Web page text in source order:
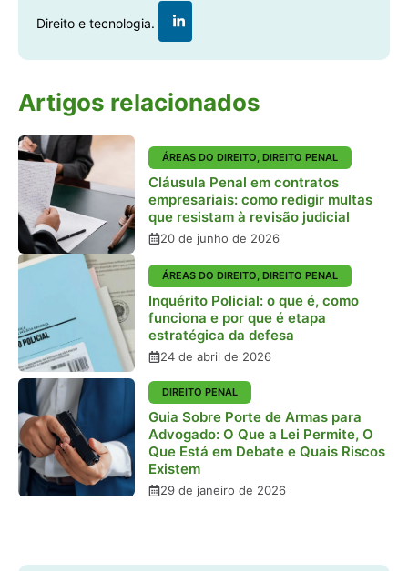
Direito e tecnologia.
Artigos relacionados
ÁREAS DO DIREITO, DIREITO PENAL
Cláusula Penal em contratos
empresariais: como redigir multas
que resistam à revisão judicial
20 de junho de 2026
ÁREAS DO DIREITO, DIREITO PENAL
Inquérito Policial: o que é, como
funciona e por que é etapa
estratégica da defesa
24 de abril de 2026
DIREITO PENAL
Guia Sobre Porte de Armas para
Advogado: O Que a Lei Permite, O
Que Está em Debate e Quais Riscos
Existem
29 de janeiro de 2026